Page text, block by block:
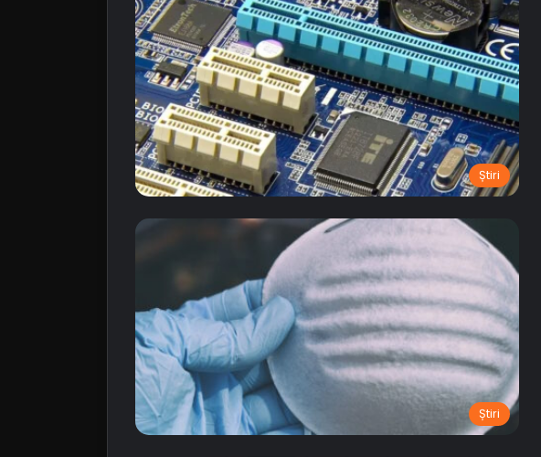
Știri
Știri